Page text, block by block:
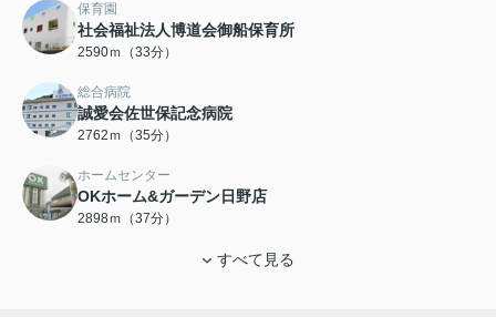
保育園
社会福祉法人博道会御船保育所
2590ｍ（33分）
総合病院
誠愛会佐世保記念病院
2762ｍ（35分）
ホームセンター
OKホーム&ガーデン日野店
2898ｍ（37分）
すべて見る